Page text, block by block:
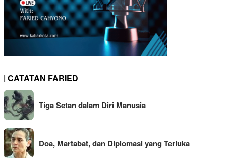
| CATATAN FARIED
Tiga Setan dalam Diri Manusia
Doa, Martabat, dan Diplomasi yang Terluka